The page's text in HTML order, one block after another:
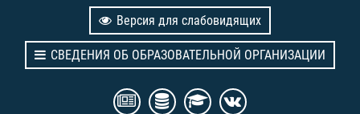
Версия для слабовидящих
СВЕДЕНИЯ ОБ ОБРАЗОВАТЕЛЬНОЙ ОРГАНИЗАЦИИ